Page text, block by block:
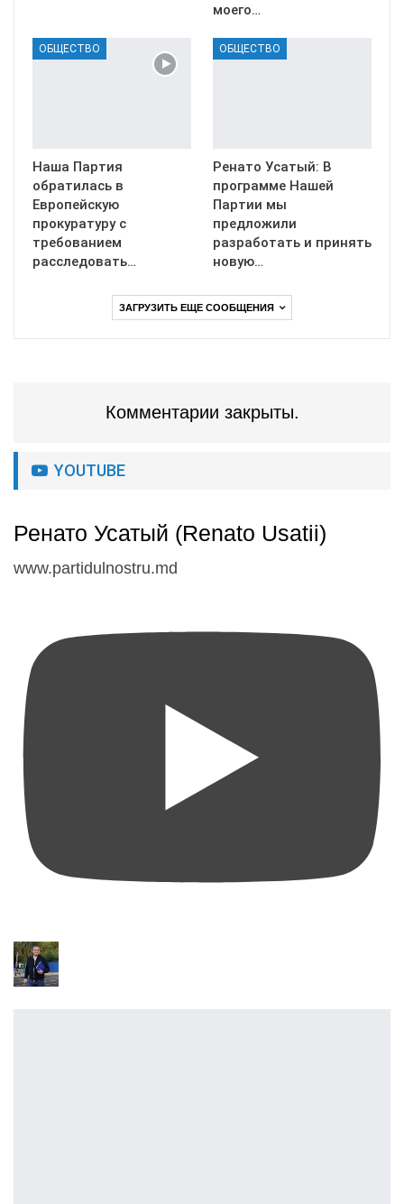
моего…
ОБЩЕСТВО
Наша Партия
обратилась в
Европейскую
прокуратуру с
требованием
расследовать…
ОБЩЕСТВО
Ренато Усатый: В
программе Нашей
Партии мы
предложили
разработать и принять
новую…
ЗАГРУЗИТЬ ЕЩЕ СООБЩЕНИЯ
Комментарии закрыты.
YOUTUBE
Ренато Усатый (Renato Usatii)
www.partidulnostru.md